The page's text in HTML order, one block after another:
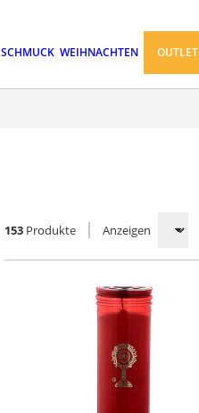
SCHMUCK WEIHNACHTEN OUTLET
153 Produkte Anzeigen